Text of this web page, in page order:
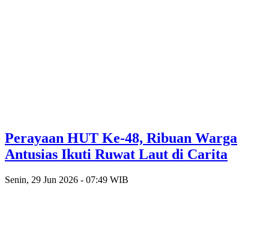
Perayaan HUT Ke-48, Ribuan Warga
Antusias Ikuti Ruwat Laut di Carita
Senin, 29 Jun 2026 - 07:49 WIB